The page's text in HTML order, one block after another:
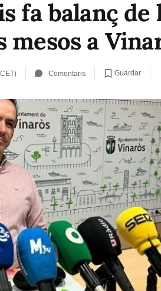
fa balanç
a
Comentaris Guardar